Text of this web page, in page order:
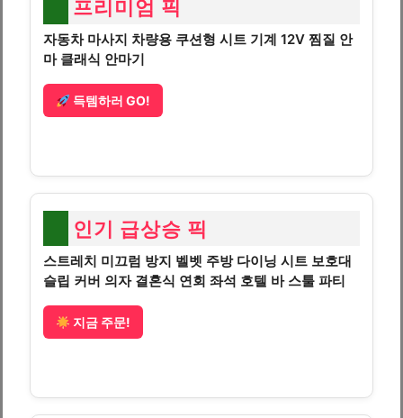
프리미엄 픽
자동차 마사지 차량용 쿠션형 시트 기계 12V 찜질 안
마 클래식 안마기
득템하러 GO!
인기 급상승 픽
스트레치 미끄럼 방지 벨벳 주방 다이닝 시트 보호대
슬립 커버 의자 결혼식 연회 좌석 호텔 바 스툴 파티
지금 주문!